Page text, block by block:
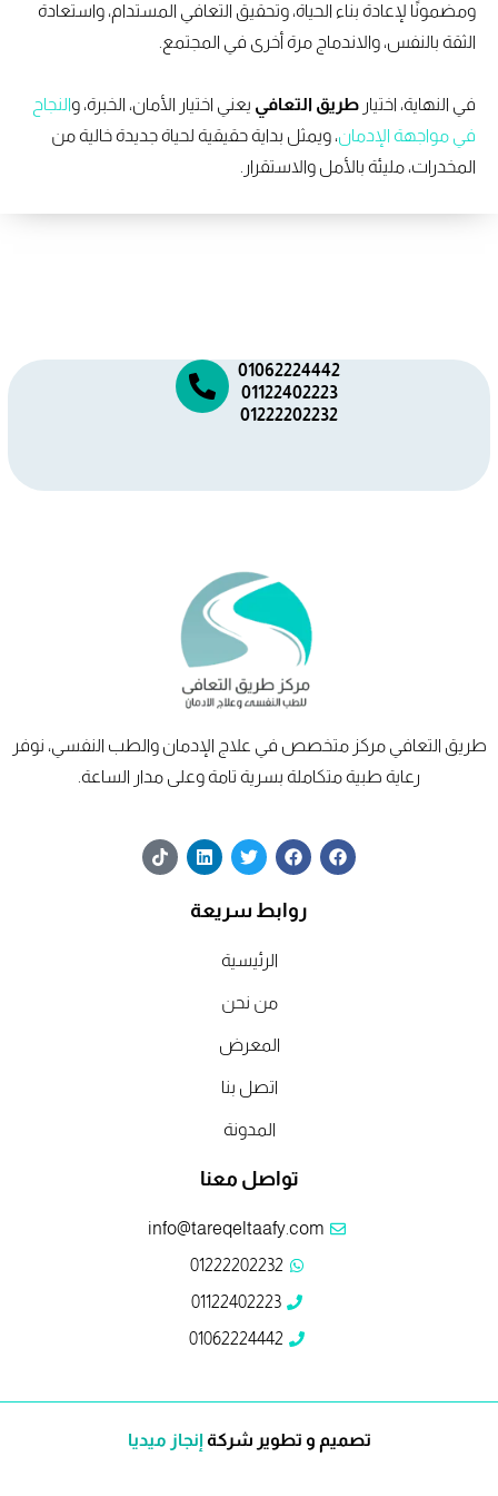
ومضمونًا لإعادة بناء الحياة، وتحقيق التعافي المستدام، واستعادة
الثقة بالنفس، والاندماج مرة أخرى في المجتمع.
في النهاية، اختيارطريق التعافي يعني اختيار الأمان، الخبرة، و النجاح
في مواجهة الإدمان، ويمثل بداية حقيقية لحياة جديدة خالية من
المخدرات، مليئة بالأمل والاستقرار.
01062224442
01122402223
01222202232
طريقالتعافي
مركز متخصص في علاج الإدمان والطب النفسي، نوفر
رعاية طبية متكاملة بسرية تامة وعلى مدار الساعة.
F
a
F
a
e
b
T
w
t
r
L
i
k
e
T
i
روابط سريعة
الرئيسية
من نحن
المعرض
اتصل بنا
المدونة
تواصل معنا
info@tareqeltaafy.com
01222202232
01122402223
01062224442
تصميم و تطوير شركةإنجاز ميديا